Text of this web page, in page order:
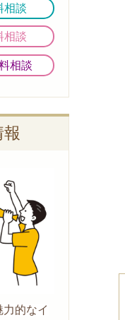
相談
相談
相談
的なイ